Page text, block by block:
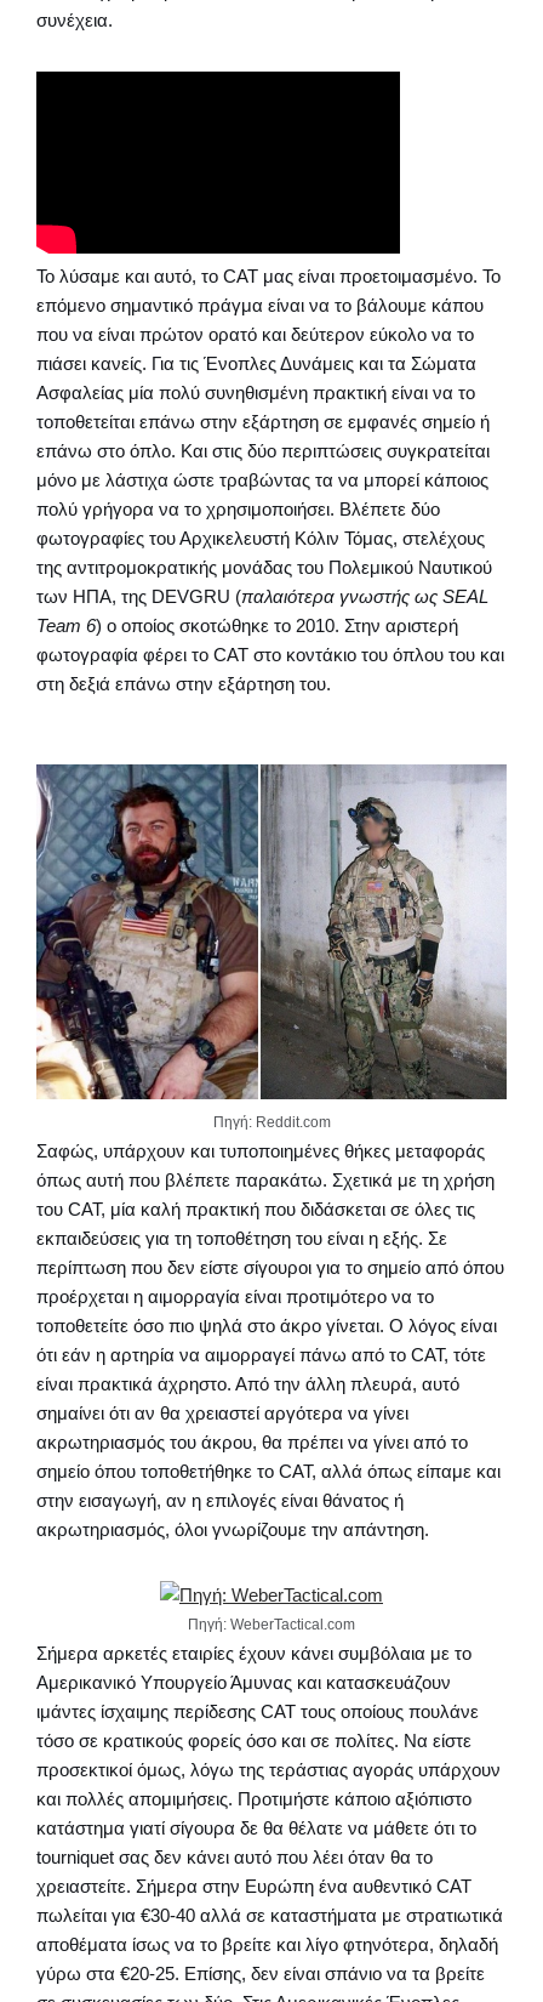
συνέχεια.
Το λύσαμε και αυτό, το CAT μας είναι προετοιμασμένο. Το
επόμενο σημαντικό πράγμα είναι να το βάλουμε κάπου
που να είναι πρώτον ορατό και δεύτερον εύκολο να το
πιάσει κανείς. Για τις Ένοπλες Δυνάμεις και τα Σώματα
Ασφαλείας μία πολύ συνηθισμένη πρακτική είναι να το
τοποθετείται επάνω στην εξάρτηση σε εμφανές σημείο ή
επάνω στο όπλο. Και στις δύο περιπτώσεις συγκρατείται
μόνο με λάστιχα ώστε τραβώντας τα να μπορεί κάποιος
πολύ γρήγορα να το χρησιμοποιήσει. Βλέπετε δύο
φωτογραφίες του Αρχικελευστή Κόλιν Τόμας, στελέχους
της αντιτρομοκρατικής μονάδας του Πολεμικού Ναυτικού
των ΗΠΑ, της DEVGRU (παλαιότερα γνωστής ως SEAL
Team 6) ο οποίος σκοτώθηκε το 2010. Στην αριστερή
φωτογραφία φέρει το CAT στο κοντάκιο του όπλου του και
στη δεξιά επάνω στην εξάρτηση του.
Πηγή: Reddit.com
Σαφώς, υπάρχουν και τυποποιημένες θήκες μεταφοράς
όπως αυτή που βλέπετε παρακάτω. Σχετικά με τη χρήση
του CAT, μία καλή πρακτική που διδάσκεται σε όλες τις
εκπαιδεύσεις για τη τοποθέτηση του είναι η εξής. Σε
περίπτωση που δεν είστε σίγουροι για το σημείο από όπου
προέρχεται η αιμορραγία είναι προτιμότερο να το
τοποθετείτε όσο πιο ψηλά στο άκρο γίνεται. Ο λόγος είναι
ότι εάν η αρτηρία να αιμορραγεί πάνω από το CAT, τότε
είναι πρακτικά άχρηστο. Από την άλλη πλευρά, αυτό
σημαίνει ότι αν θα χρειαστεί αργότερα να γίνει
ακρωτηριασμός του άκρου, θα πρέπει να γίνει από το
σημείο όπου τοποθετήθηκε το CAT, αλλά όπως είπαμε και
στην εισαγωγή, αν η επιλογές είναι θάνατος ή
ακρωτηριασμός, όλοι γνωρίζουμε την απάντηση.
Πηγή: WeberTactical.com
Σήμερα αρκετές εταιρίες έχουν κάνει συμβόλαια με το
Αμερικανικό Υπουργείο Άμυνας και κατασκευάζουν
ιμάντες ίσχαιμης περίδεσης CAT τους οποίους πουλάνε
τόσο σε κρατικούς φορείς όσο και σε πολίτες. Να είστε
προσεκτικοί όμως, λόγω της τεράστιας αγοράς υπάρχουν
και πολλές απομιμήσεις. Προτιμήστε κάποιο αξιόπιστο
κατάστημα γιατί σίγουρα δε θα θέλατε να μάθετε ότι το
tourniquet σας δεν κάνει αυτό που λέει όταν θα το
χρειαστείτε. Σήμερα στην Ευρώπη ένα αυθεντικό CAT
πωλείται για €30-40 αλλά σε καταστήματα με στρατιωτικά
αποθέματα ίσως να το βρείτε και λίγο φτηνότερα, δηλαδή
γύρω στα €20-25. Επίσης, δεν είναι σπάνιο να τα βρείτε